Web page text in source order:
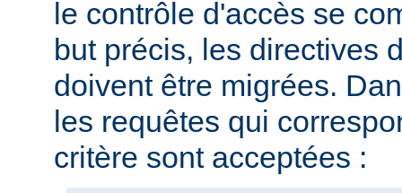
le contrôle d'accès se
but précis, les directives
doivent être migrées.
les requêtes qui
critère sont acceptées :